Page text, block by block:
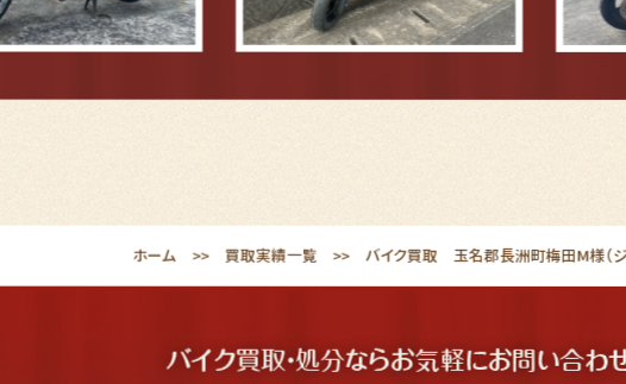
ホーム 買取実績一覧 バイク買取 玉名郡長洲町梅田M様（